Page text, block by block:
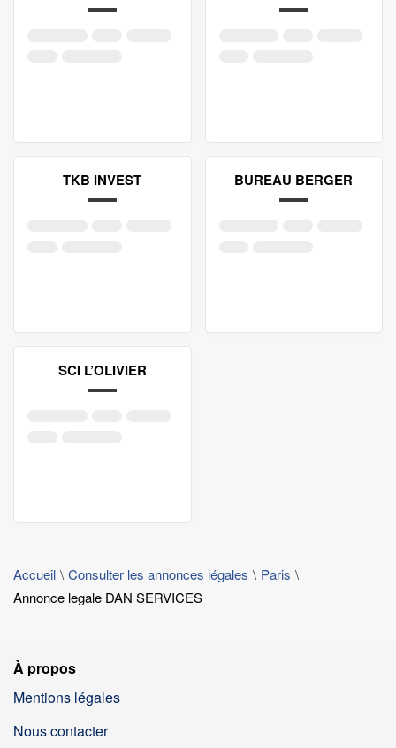
TKB INVEST BUREAU BERGER
SCI L’OLIVIER
Accueil Consulter les annonces légales
Paris
Annonce legale DAN SERVICES
À propos
Mentions légales
Nous contacter